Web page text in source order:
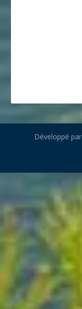
Développé par